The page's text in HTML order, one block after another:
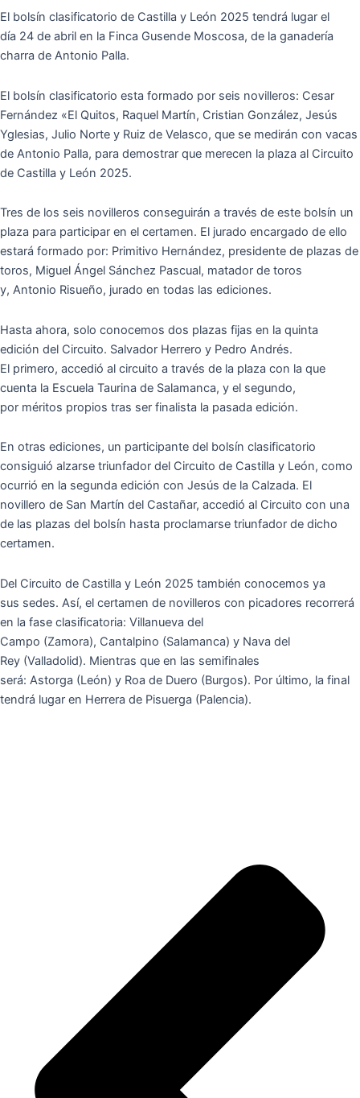
El bolsín clasificatorio de Castilla y León 2025 tendrá lugar el
día 24 de abril en la Finca Gusende Moscosa, de la ganadería
charra de Antonio Palla.
El bolsín clasificatorio esta formado por seis novilleros: Cesar
Fernández «El Quitos, Raquel Martín, Cristian González, Jesús
Yglesias, Julio Norte y Ruiz de Velasco, que se medirán con vacas
de Antonio Palla, para demostrar que merecen la plaza al Circuito
de Castilla y León 2025.
Tres de los seis novilleros conseguirán a través de este bolsín un
plaza para participar en el certamen. El jurado encargado de ello
estará formado por: Primitivo Hernández, presidente de plazas de
toros, Miguel Ángel Sánchez Pascual, matador de toros
y, Antonio Risueño, jurado en todas las ediciones.
Hasta ahora, solo conocemos dos plazas fijas en la quinta
edición del Circuito. Salvador Herrero y Pedro Andrés.
El primero, accedió al circuito a través de la plaza con la que
cuenta la Escuela Taurina de Salamanca, y el segundo,
por méritos propios tras ser finalista la pasada edición.
En otras ediciones, un participante del bolsín clasificatorio
consiguió alzarse triunfador del Circuito de Castilla y León, como
ocurrió en la segunda edición con Jesús de la Calzada. El
novillero de San Martín del Castañar, accedió al Circuito con una
de las plazas del bolsín hasta proclamarse triunfador de dicho
certamen.
Del Circuito de Castilla y León 2025 también conocemos ya
sus sedes. Así, el certamen de novilleros con picadores recorrerá
en la fase clasificatoria: Villanueva del
Campo (Zamora), Cantalpino (Salamanca) y Nava del
Rey (Valladolid). Mientras que en las semifinales
será: Astorga (León) y Roa de Duero (Burgos). Por último, la final
tendrá lugar en Herrera de Pisuerga (Palencia).